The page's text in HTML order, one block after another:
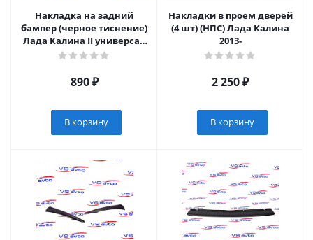
Накладка на задний
бампер (черное тиснение)
Лада Калина II универсал
2013-2018/ Гранта FL
890₽
В корзину
Накладки в проем дверей
(4 шт) (НПС) Лада Калина
2013-
2 250₽
В корзину